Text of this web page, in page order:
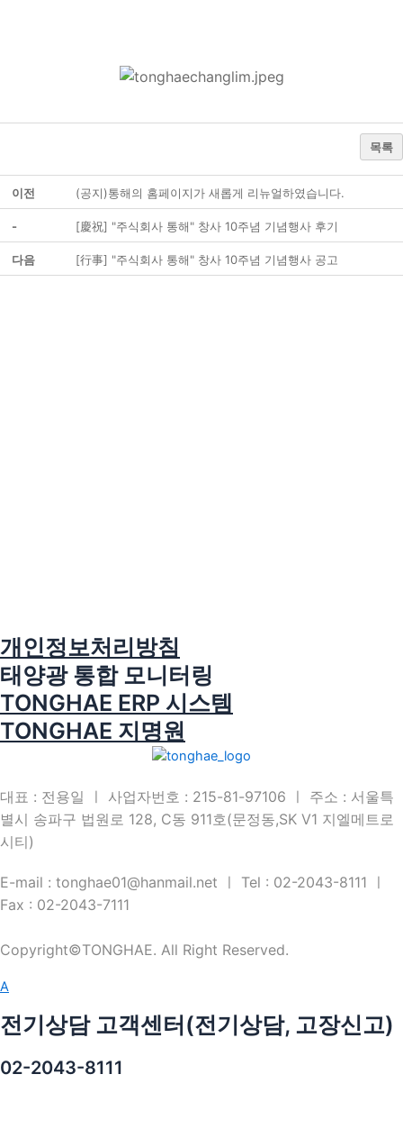
목록
이전 (공지)통해의 홈페이지가 새롭게 리뉴얼하였습니다.
- [慶祝] "주식회사 통해" 창사 10주념 기념행사 후기
다음 [行事] "주식회사 통해" 창사 10주념 기념행사 공고
개인정보처리방침
태양광 통합 모니터링
TONGHAE ERP 시스템
TONGHAE 지명원
대표 : 전용일 ㅣ 사업자번호 : 215-81-97106 ㅣ 주소 : 서울특
별시 송파구 법원로 128, C동 911호(문정동,SK V1 지엘메트로
시티)
E-mail : tonghae01@hanmail.net ㅣ Tel : 02-2043-8111 ㅣ
Fax : 02-2043-7111
Copyright©TONGHAE. All Right Reserved.
A
전기상담 고객센터(전기상담, 고장신고)
02-2043-8111